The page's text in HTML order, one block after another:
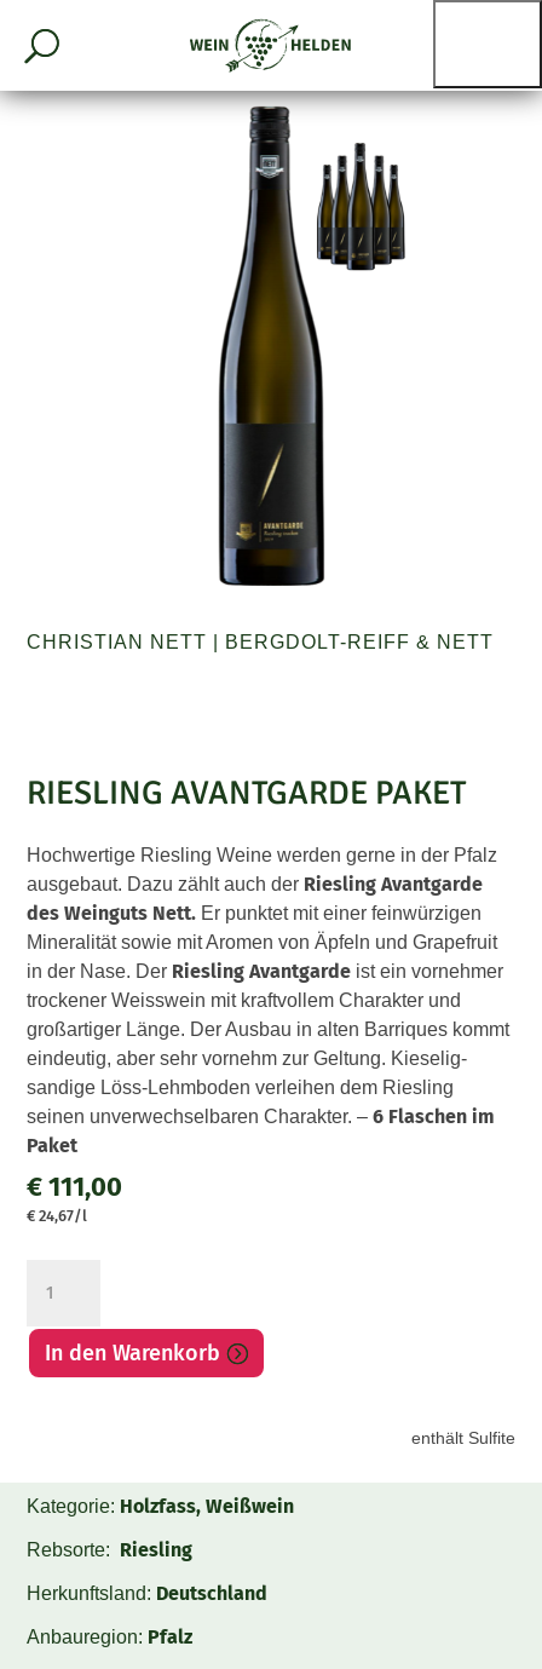
CHRISTIAN NETT BERGDOLT-REIFF & NETT
RIESLING AVANTGARDE PAKET
Hochwertige Riesling Weine werden gerne in der Pfalz
ausgebaut. Dazu zählt auch der Riesling Avantgarde
des Weinguts Nett. Er punktet mit einer feinwürzigen
Mineralität sowie mit Aromen von Äpfeln und Grapefruit
in der Nase. Der RieslingAvantgarde ist ein vornehmer
trockener Weisswein mit kraftvollem Charakter und
großartiger Länge. Der Ausbau in alten Barriques kommt
eindeutig, aber sehr vornehm zur Geltung. Kieselig-
sandige Löss-Lehmboden verleihen dem Riesling
seinen unverwechselbaren Charakter. –6 Flaschen im
Paket
€111,00
€ 24,67/l
Avantgarde
Paket
Menge
In den Warenkorb
enthält Sulfite
Kategorie: Holzfass, Weißwein
Rebsorte: Riesling
Herkunftsland: Deutschland
Anbauregion: Pfalz